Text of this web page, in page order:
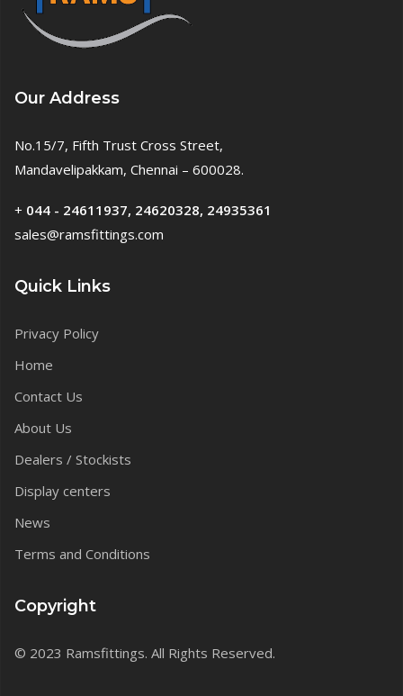
Our Address
No.15/7, Fifth Trust Cross Street,
Mandavelipakkam, Chennai – 600028.
+ 044 - 24611937, 24620328, 24935361
sales@ramsfittings.com
Quick Links
Privacy Policy
Home
Contact Us
About Us
Dealers / Stockists
Display centers
News
Terms and Conditions
Copyright
© 2023 Ramsfittings. All Rights Reserved.